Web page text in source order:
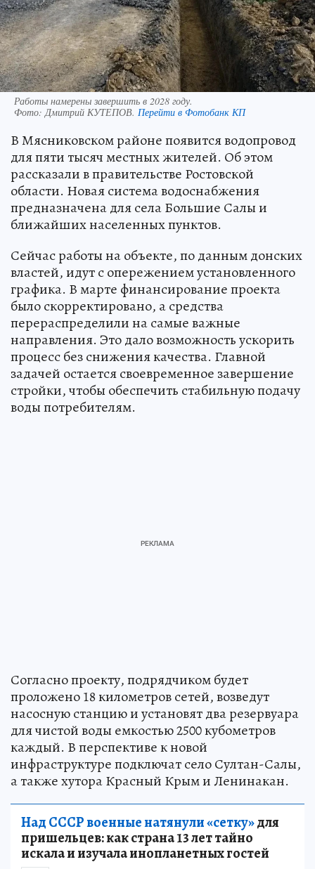
Работы намерены завершить в 2028 году.
Фото:Дмитрий КУТЕПОВ. Перейти в Фотобанк КП
В Мясниковском районе появится водопровод
для пяти тысяч местных жителей. Об этом
рассказали в правительстве Ростовской
области. Новая система водоснабжения
предназначена для села Большие Салы и
ближайших населенных пунктов.
Сейчас работы на объекте, по данным донских
властей, идут с опережением установленного
графика. В марте финансирование проекта
было скорректировано, а средства
перераспределили на самые важные
направления. Это дало возможность ускорить
процесс без снижения качества. Главной
задачей остается своевременное завершение
стройки, чтобы обеспечить стабильную подачу
воды потребителям.
Согласно проекту, подрядчиком будет
проложено 18 километров сетей, возведут
насосную станцию и установят два резервуара
для чистой воды емкостью 2500 кубометров
каждый. В перспективе к новой
инфраструктуре подключат село Султан-Салы,
а также хутора Красный Крым и Ленинакан.
Над СССР военные натянули «сетку»для
пришельцев: как страна 13 лет тайно
искала и изучала инопланетных гостей